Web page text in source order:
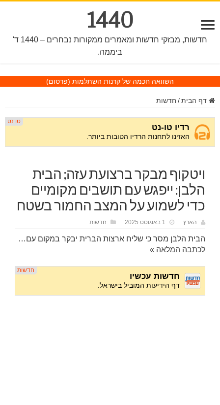
1440
חדשות, מבזקי חדשות ומאמרים ממקורות נבחרים – 1440 ד'
ביממה.
השוואה חכמה של קרנות השתלמות (פרסום)
דף הבית / חדשות
ויטקוף מבקר ברצועת עזה; הבית
הלבן: ייפגש עם תושבים מקומיים
כדי לשמוע על המצב החמור בשטח
הארץ 1 באוגוסט 2025 חדשות
הבית הלבן מסר כי שליח ארצות הברית יבקר במקום עם…
לכתבה המלאה »